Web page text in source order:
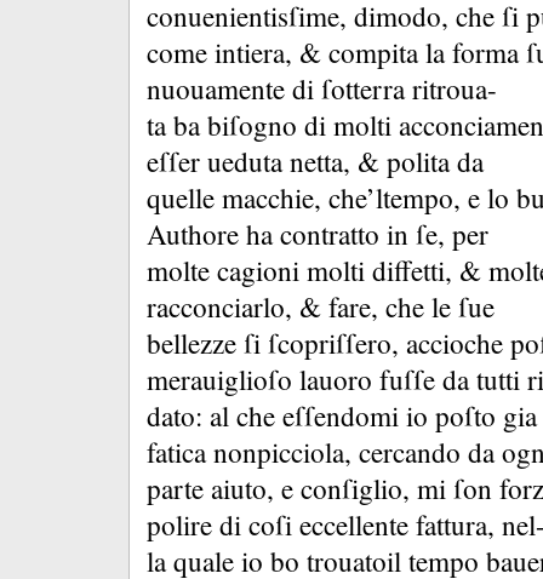
conuenientisſime, dimodo, che ſi
come intiera, &compita la forma
nuouamente di ſotterra ritroua-
ta ba biſogno di molti
eſſer ueduta netta, &polita da
quelle macchie, che’ltempo, e lo
Authore ha contratto in ſe, per
molte cagioni molti diffetti, &
racconciarlo, &fare, che le ſue
bellezze ſi ſcopriſſero, accioche
merauiglioſo lauoro fuſſe da tutti
dato: al che eſſendomi io poſto
fatica nonpicciola, cercando da
parte aiuto, e conſiglio, mi ſon
polire di coſi eccellente fattura,
la quale io bo trouatoil tempo